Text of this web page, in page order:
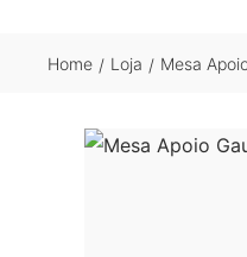
Home / Loja / Mesa